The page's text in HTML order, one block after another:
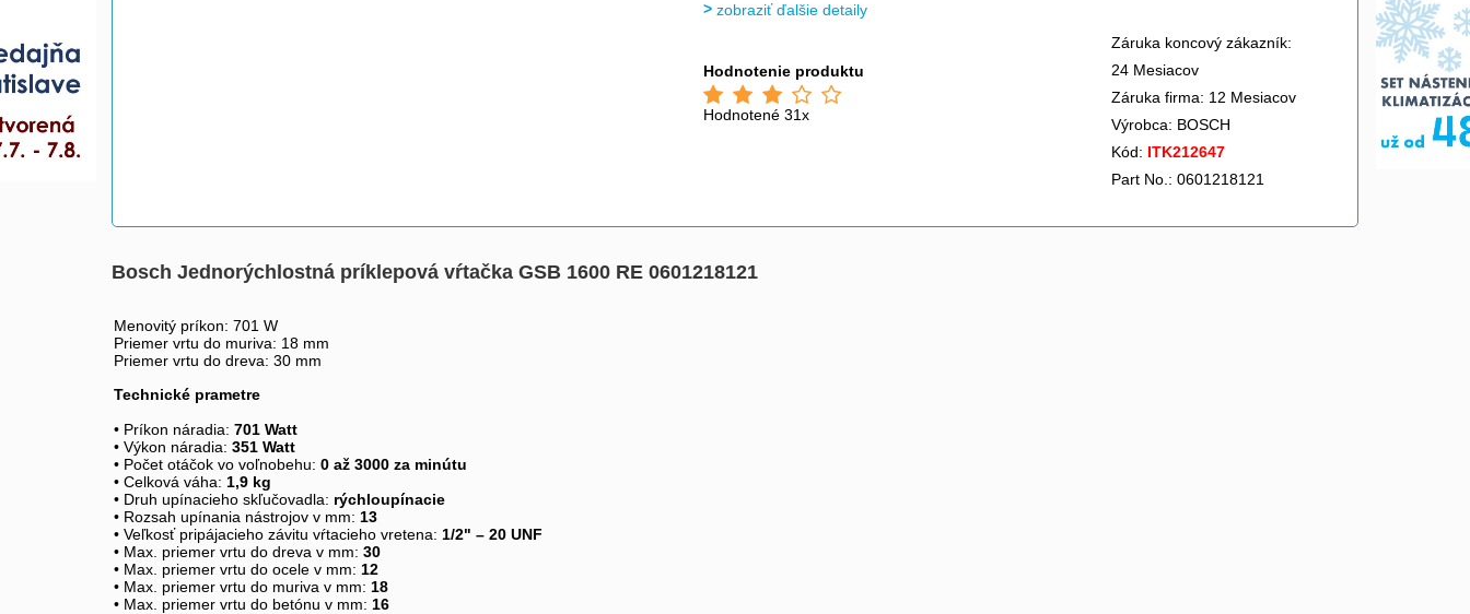
zobraziť ďalšie detaily
Hodnotenie produktu
Hodnotené 31x
Záruka koncový zákazník:
24 Mesiacov
Záruka firma: 12 Mesiacov
Výrobca: BOSCH
Kód: ITK212647
Part No.: 0601218121
Bosch Jednorýchlostná príklepová vŕtačka GSB 1600 RE 0601218121
Menovitý príkon: 701 W
Priemer vrtu do muriva: 18 mm
Priemer vrtu do dreva: 30 mm
Technické prametre
• Príkon náradia: 701 Watt
• Výkon náradia: 351 Watt
• Počet otáčok vo voľnobehu: 0 až 3000 za minútu
• Celková váha: 1,9 kg
• Druh upínacieho skľučovadla: rýchloupínacie
• Rozsah upínania nástrojov v mm: 13
• Veľkosť pripájacieho závitu vŕtacieho vretena: 1/2" – 20 UNF
• Max. priemer vrtu do dreva v mm: 30
• Max. priemer vrtu do ocele v mm: 12
• Max. priemer vrtu do muriva v mm: 18
• Max. priemer vrtu do betónu v mm: 16